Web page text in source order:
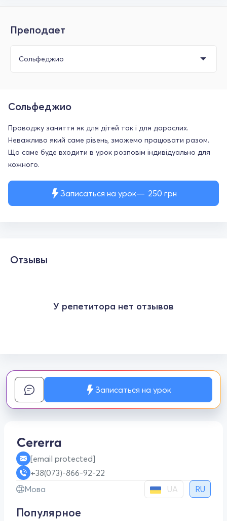
Преподает
Записаться на урок 250 грн
Сольфеджио
Проводжу заняття як для дітей так і для дорослих.
Неважливо який саме рівень, зможемо працювати разом.
Що саме буде входити в урок розповім індивідуально для
кожного.
Отзывы
У репетитора нет отзывов
Записаться на урок
[email protected]
+38(073)-866-92-22
Мова
UA RU
Популярное